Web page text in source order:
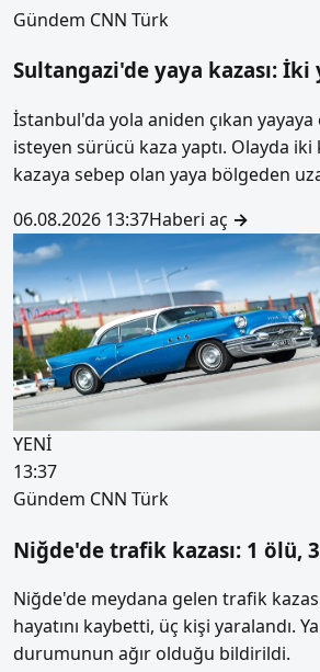
Gündem CNN Türk
Sultangazi'de yaya kazası: İki
İstanbul'da yola aniden çıkan
isteyen sürücü kaza yaptı. Olayda iki
kazaya sebep olan yaya bölgeden
06.08.2026 13:37Haberi aç →
YENİ
13:37
Gündem CNN Türk
Niğde'de trafik kazası: 1 ölü,
Niğde'de meydana gelen trafik
hayatını kaybetti, üç kişi yaralandı.
durumunun ağır olduğu bildirildi.